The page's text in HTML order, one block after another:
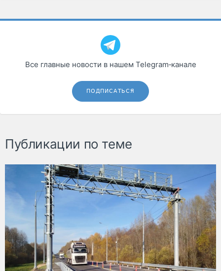
Все главные новости в нашем Telegram‑канале
ПОДПИСАТЬСЯ
Публикации по теме